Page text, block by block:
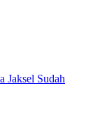
Jaksel Sudah